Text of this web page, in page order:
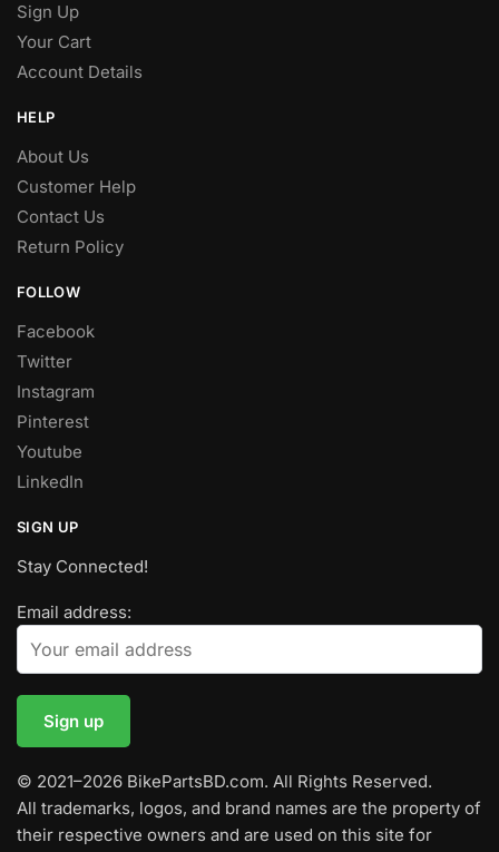
Sign Up
Your Cart
Account Details
HELP
About Us
Customer Help
Contact Us
Return Policy
FOLLOW
Facebook
Twitter
Instagram
Pinterest
Youtube
LinkedIn
SIGN UP
Stay Connected!
Email address:
© 2021–2026 BikePartsBD.com. All Rights Reserved.
All trademarks, logos, and brand names are the property of
their respective owners and are used on this site for